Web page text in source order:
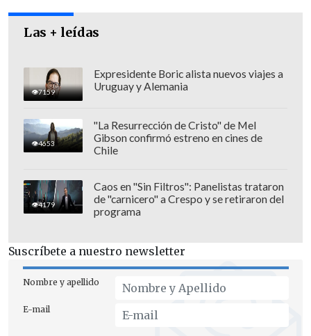
más "extrovertido", lo que lo sacó un
poco del partido y perdió el set por 3-6.
Ya en el súpertie break,se pudo ver a
ambos jugadores jugando muy en serio,
primer servicio y selló su victoria que le
permitió quedar como líder del Grupo
Mientras que Muster quedó eliminado y
no podrá disputar el título al sumar su
segunda derrota.
Las + leídas
7159
Expresidente Boric alista nuevos viajes a
Uruguay y Alemania
4653
"La Resurrección de Cristo" de Mel
Gibson confirmó estreno en cines de
Chile
4179
Caos en "Sin Filtros": Panelistas trataron
de "carnicero" a Crespo y se retiraron del
programa
Suscríbete a nuestro newsletter
Nombre y apellido
E-mail